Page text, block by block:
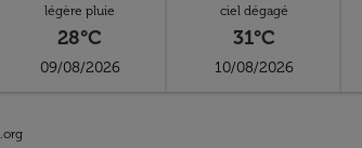
légère pluie
28°C
09/08/2026
ciel dégagé
31°C
10/08/2026